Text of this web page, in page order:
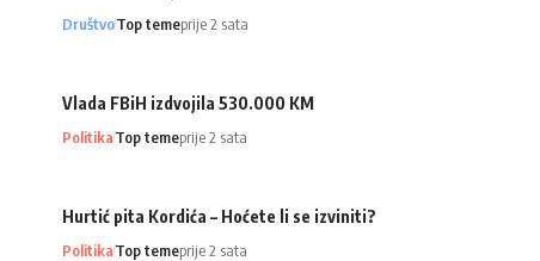
DruštvoTop temeprije 2 sata
Vlada FBiH izdvojila 530.000 KM
PolitikaTop temeprije 2 sata
Hurtić pita Kordića – Hoćete li se izviniti?
PolitikaTop temeprije 2 sata